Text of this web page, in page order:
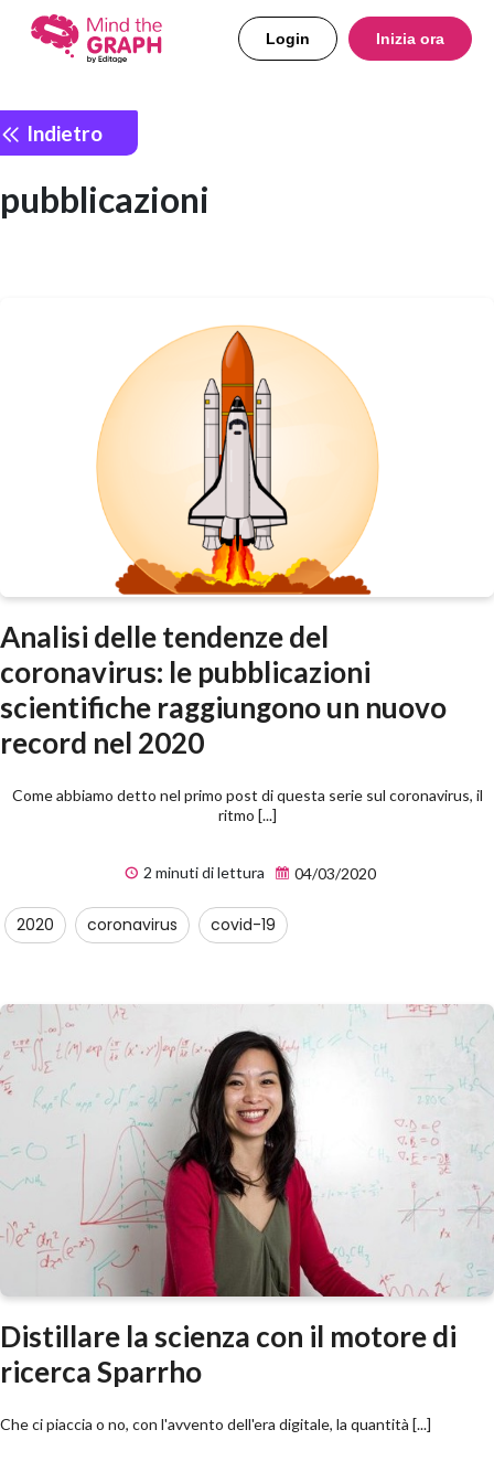
Login Inizia ora
Indietro
pubblicazioni
Analisi delle tendenze del
coronavirus: le pubblicazioni
scientifiche raggiungono un nuovo
record nel 2020
Come abbiamo detto nel primo post di questa serie sul coronavirus, il
ritmo [...]
2 minuti di lettura 04/03/2020
2020 coronavirus covid-19
Distillare la scienza con il motore di
ricerca Sparrho
Che ci piaccia o no, con l'avvento dell'era digitale, la quantità [...]